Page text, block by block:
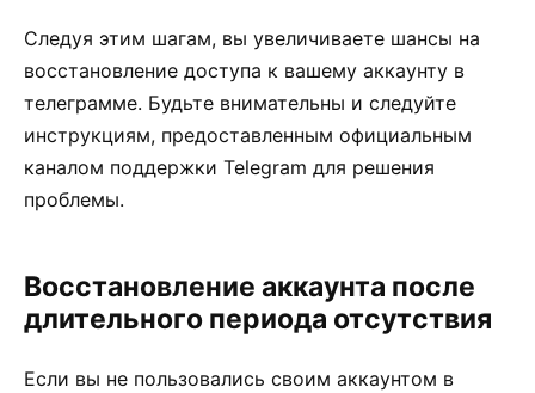
Следуя этим шагам, вы увеличиваете шансы на
восстановление доступа к вашему аккаунту в
телеграмме. Будьте внимательны и следуйте
инструкциям, предоставленным официальным
каналом поддержки Telegram для решения
проблемы.
Восстановление аккаунта после
длительного периода отсутствия
Если вы не пользовались своим аккаунтом в